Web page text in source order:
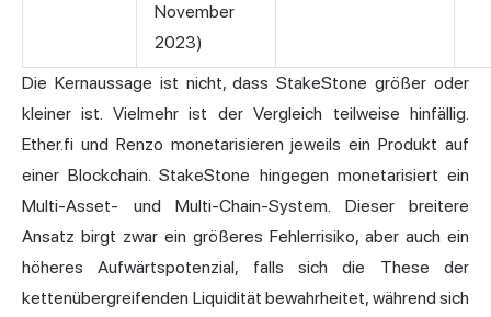
November
2023)
Die Kernaussage ist nicht, dass StakeStone größer oder
kleiner ist. Vielmehr ist der Vergleich teilweise hinfällig.
Ether.fi und Renzo monetarisieren jeweils ein Produkt auf
einer Blockchain. StakeStone hingegen monetarisiert ein
Multi-Asset- und Multi-Chain-System. Dieser breitere
Ansatz birgt zwar ein größeres Fehlerrisiko, aber auch ein
höheres Aufwärtspotenzial, falls sich die These der
kettenübergreifenden Liquidität bewahrheitet, während sich